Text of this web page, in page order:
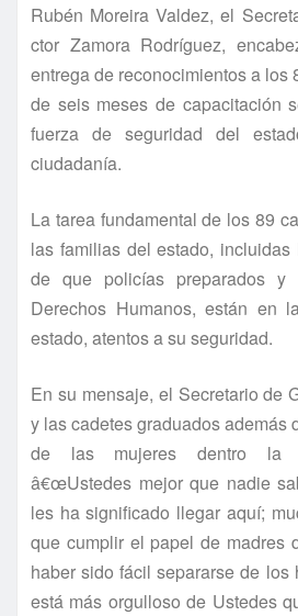
Rubén Moreira Valdez, el
ctor Zamora Rodrí­guez,
entrega de reconocimientos a los
de seis meses de capacitación
fuerza de seguridad del
ciudadaní­a.
La tarea fundamental de los 89
las familias del estado,
de que policí­as preparados y
Derechos Humanos, están en
estado, atentos a su seguridad.
En su mensaje, el Secretario de
y las cadetes graduados además
de las mujeres dentro la
â€œUstedes mejor que nadie
les ha significado llegar aquí­;
que cumplir el papel de madres
haber sido fácil separarse de los
está más orgulloso de Ustedes